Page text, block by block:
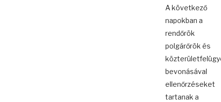
A következő
napokban a
rendőrök
polgárőrök és
bevonásával
ellenőrzéseket
tartanak a